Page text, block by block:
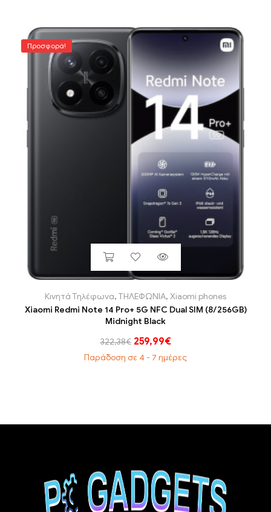
Προσφορά!
Κινητά Τηλέφωνα, ΤΗΛΕΦΩΝΙΑ, Xiaomi phones
Xiaomi Redmi Note 14 Pro+ 5G NFC Dual SIM (8/256GB)
Midnight Black
322,38€ 259,99€
Παράδοση σε 4 - 7 ημέρες